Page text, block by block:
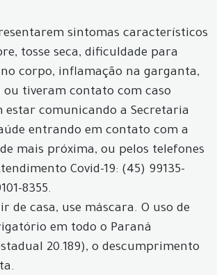
sintomas característicos
tosse seca, dificuldade para
corpo, inflamação na garganta,
tiveram contato com caso
estar comunicando a Secretaria
entrando em contato com a
mais próxima, ou pelos telefones
Covid-19: (45) 99135-
8355.
de casa, use máscara. O uso de
em todo o Paraná
20.189), o descumprimento